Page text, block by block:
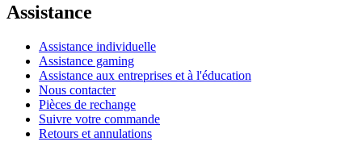
Assistance
Assistance individuelle
Assistance gaming
Assistance aux entreprises et à l'éducation
Nous contacter
Pièces de rechange
Suivre votre commande
Retours et annulations